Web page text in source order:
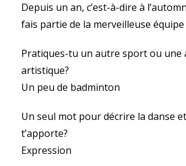
Depuis un an, c’est-à-dire à
fais partie de la merveilleuse
Pratiques-tu un autre sport ou une
artistique?
Un peu de badminton
Un seul mot pour décrire la danse
t’apporte?
Expression